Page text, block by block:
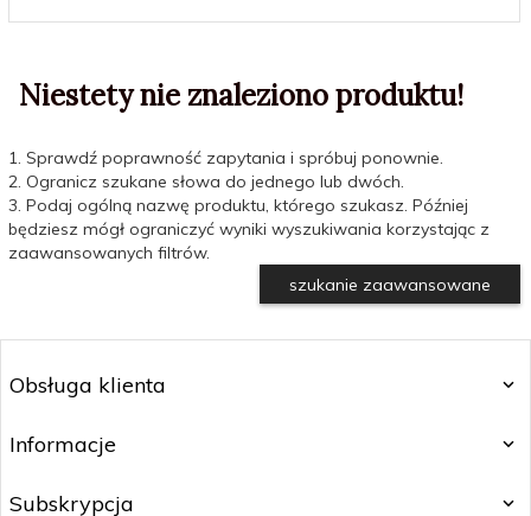
Niestety nie znaleziono produktu!
1. Sprawdź poprawność zapytania i spróbuj ponownie.
2. Ogranicz szukane słowa do jednego lub dwóch.
3. Podaj ogólną nazwę produktu, którego szukasz. Później
będziesz mógł ograniczyć wyniki wyszukiwania korzystając z
zaawansowanych filtrów.
szukanie zaawansowane
Obsługa klienta
Informacje
Subskrypcja